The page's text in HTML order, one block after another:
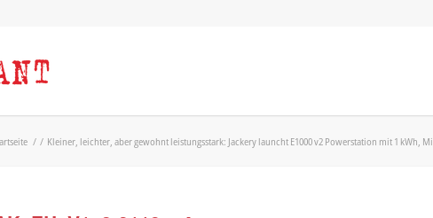
/ / Kleiner, leichter, aber gewohnt leistungsstark: Jackery launcht E1000 v2 Powerstation mit 1 kWh,